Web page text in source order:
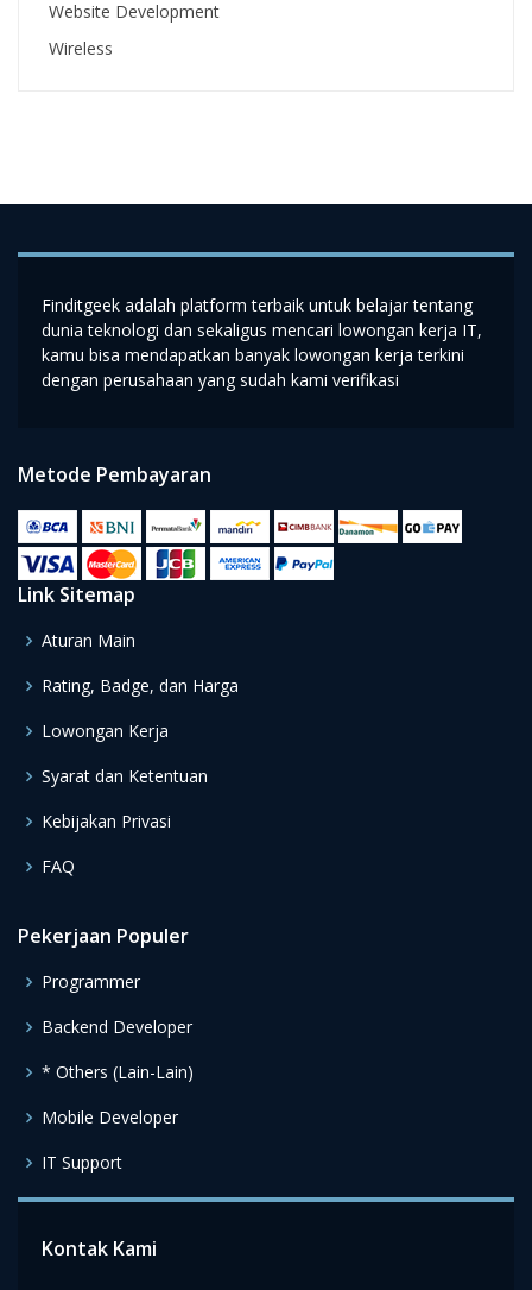
Website Development
Wireless
Finditgeek adalah platform terbaik untuk belajar tentang
dunia teknologi dan sekaligus mencari lowongan kerja IT,
kamu bisa mendapatkan banyak lowongan kerja terkini
dengan perusahaan yang sudah kami verifikasi
Metode Pembayaran
Link Sitemap
Aturan Main
Rating, Badge, dan Harga
Lowongan Kerja
Syarat dan Ketentuan
Kebijakan Privasi
FAQ
Pekerjaan Populer
Programmer
Backend Developer
* Others (Lain-Lain)
Mobile Developer
IT Support
Kontak Kami